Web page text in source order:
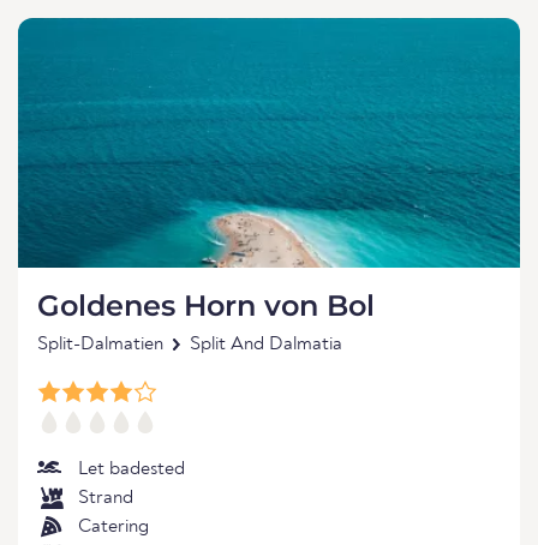
Goldenes Horn von Bol
Split-Dalmatien Split And Dalmatia
Let badested
Strand
Catering